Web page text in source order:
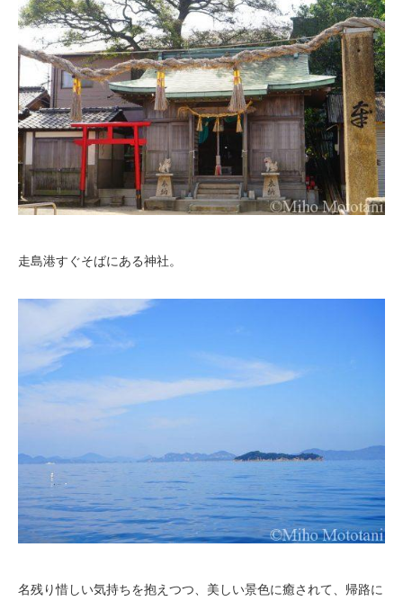
走島港すぐそばにある神社。
名残り惜しい気持ちを抱えつつ、美しい景色に癒されて、帰路に